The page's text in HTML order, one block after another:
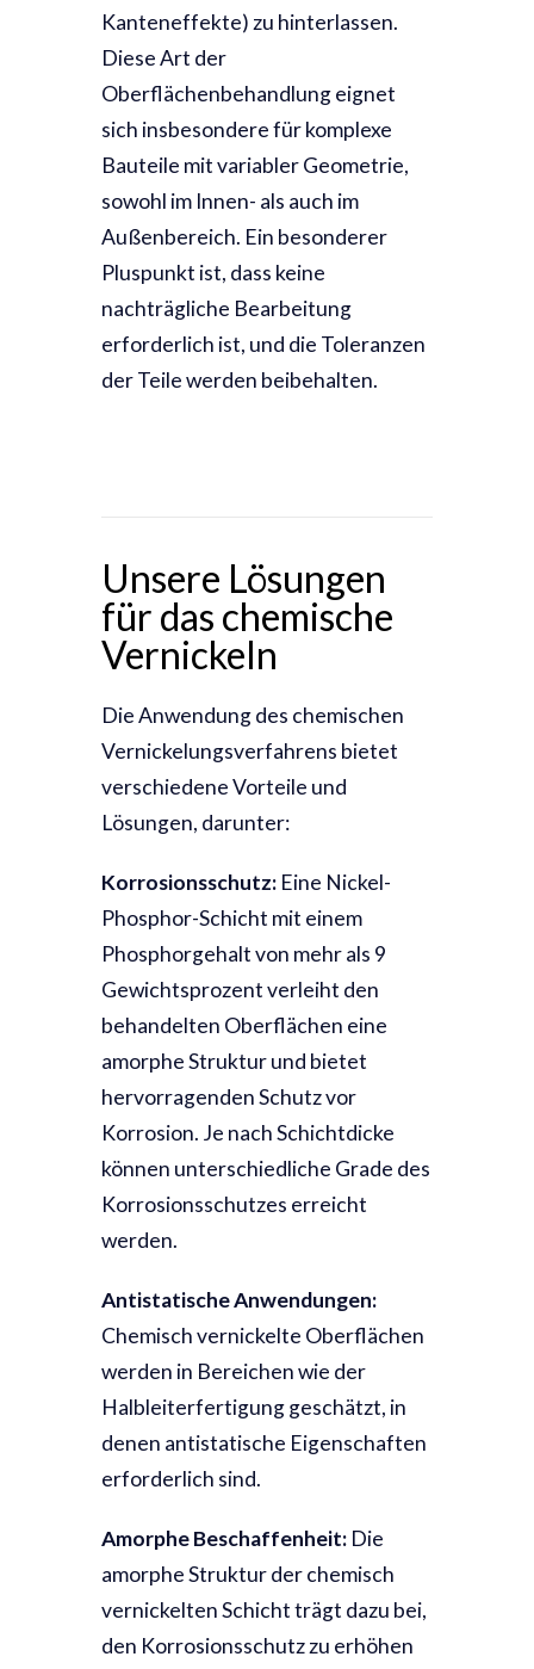
Kanteneffekte) zu hinterlassen.
Diese Art der
Oberflächenbehandlung eignet
sich insbesondere für komplexe
Bauteile mit variabler Geometrie,
sowohl im Innen- als auch im
Außenbereich. Ein besonderer
Pluspunkt ist, dass keine
nachträgliche Bearbeitung
erforderlich ist, und die Toleranzen
der Teile werden beibehalten.
Unsere Lösungen
für das chemische
Vernickeln
Die Anwendung des chemischen
Vernickelungsverfahrens bietet
verschiedene Vorteile und
Lösungen, darunter:
Korrosionsschutz: Eine Nickel-
Phosphor-Schicht mit einem
Phosphorgehalt von mehr als 9
Gewichtsprozent verleiht den
behandelten Oberflächen eine
amorphe Struktur und bietet
hervorragenden Schutz vor
Korrosion. Je nach Schichtdicke
können unterschiedliche Grade des
Korrosionsschutzes erreicht
werden.
Antistatische Anwendungen:
Chemisch vernickelte Oberflächen
werden in Bereichen wie der
Halbleiterfertigung geschätzt, in
denen antistatische Eigenschaften
erforderlich sind.
Amorphe Beschaffenheit: Die
amorphe Struktur der chemisch
vernickelten Schicht trägt dazu bei,
den Korrosionsschutz zu erhöhen